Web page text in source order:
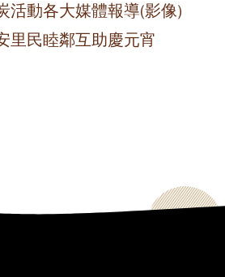
活動各大媒體報導(影像)
里民睦鄰互助慶元宵